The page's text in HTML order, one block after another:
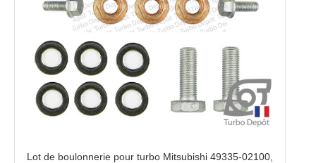
Lot de boulonnerie pour turbo Mitsubishi 49335-02100,